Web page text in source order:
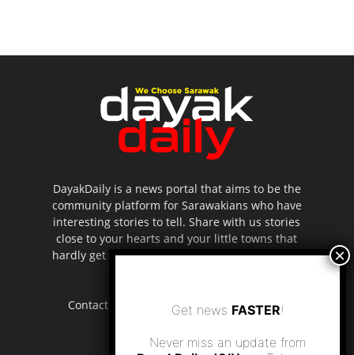
DayakDaily is a news portal that aims to be the
community platform for Sarawakians who have
interesting stories to tell. Share with us stories
close to your hearts and your little towns that
hardly get to be highlighted in the mainstream
Contact us: editor.dayakdaily@gmail.com
Get news FASTER!
Never miss an update from